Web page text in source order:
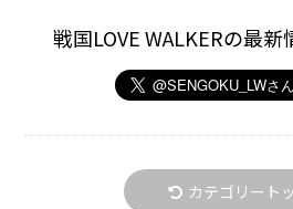
戦国LOVE WALKERの最
カテゴリート